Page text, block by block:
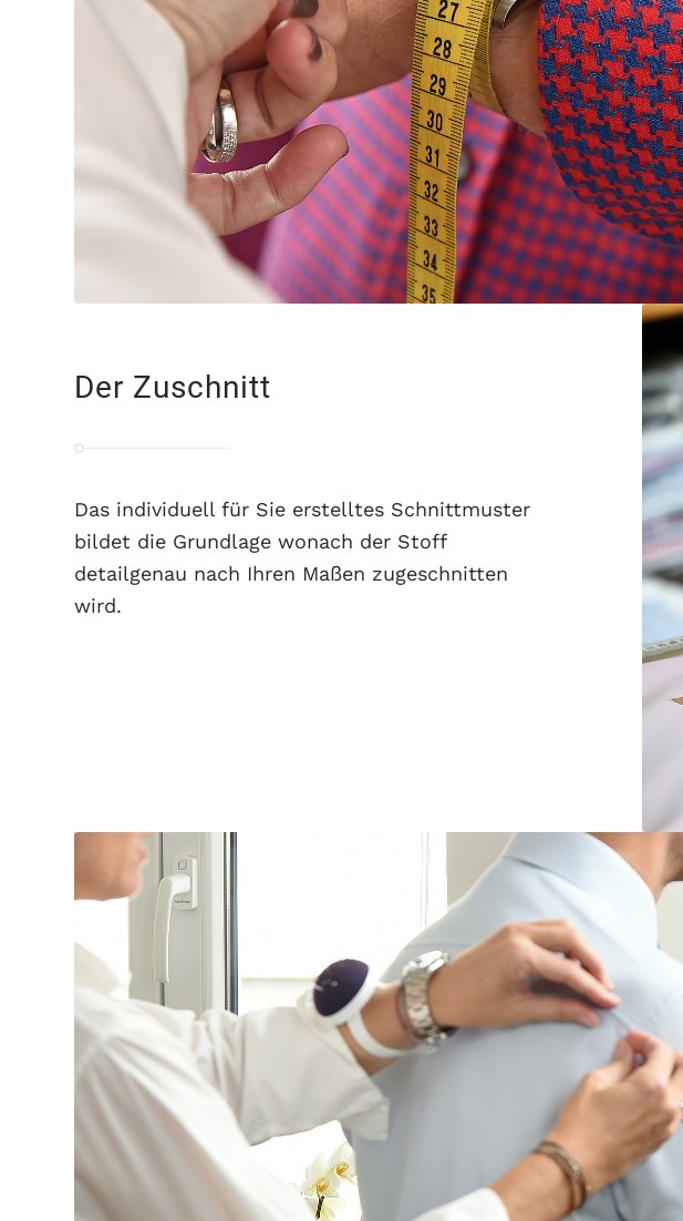
Der Zuschnitt
Das individuell für Sie erstelltes Schnittmuster
bildet die Grundlage wonach der Stoff
detailgenau nach Ihren Maßen zugeschnitten
wird.